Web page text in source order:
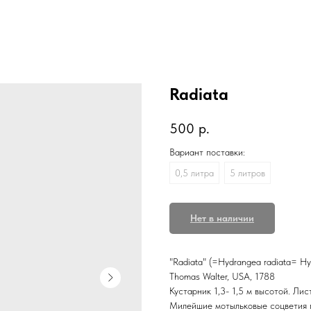
Radiata
500 р.
Вариант поставки:
0,5 литра
5 литров
Нет в наличии
"Radiata" (=Hydrangea radiata=
Thomas Walter, USA, 1788
Кустарник 1,3- 1,5 м высотой.
Милейшие мотыльковые